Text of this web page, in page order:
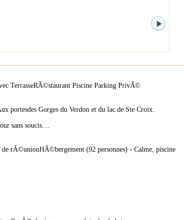
TerrasseRÃ©staurant Piscine Parking PrivÃ©
portesdes Gorges du Verdon et du lac de Ste Croix.
sans soucis....
rÃ©unionHÃ©bergement (92 personnes) - Calme, piscine